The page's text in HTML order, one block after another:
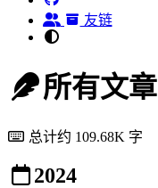
友链
所有文章
总计约 109.68K 字
2024